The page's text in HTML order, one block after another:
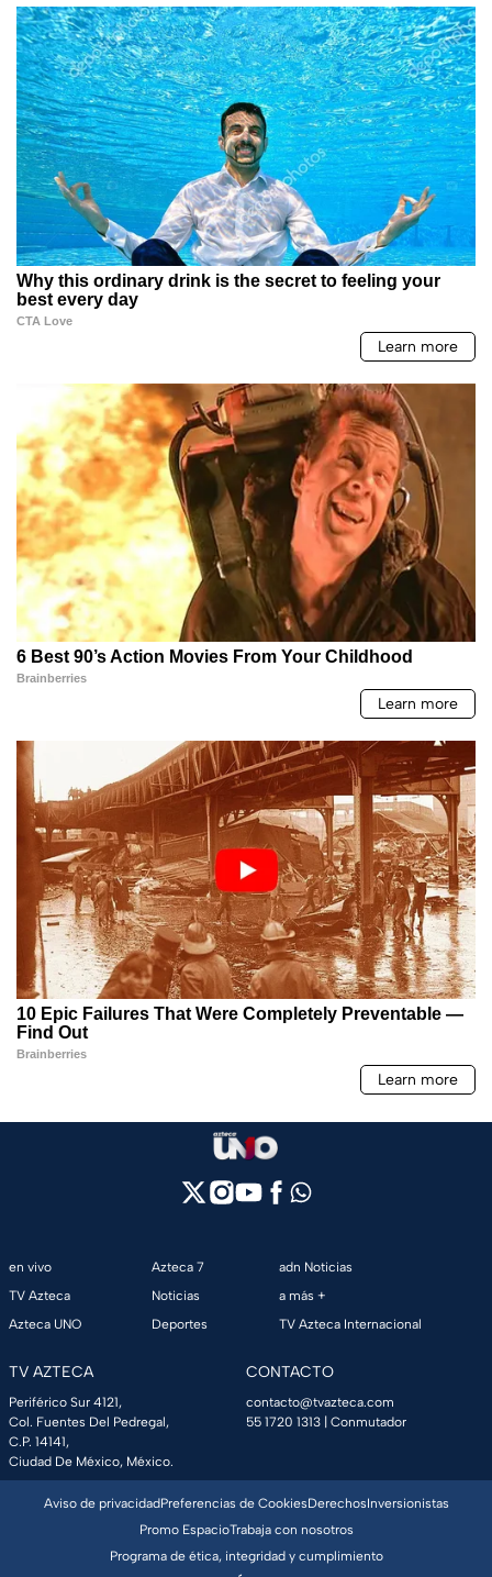
en vivo
TV Azteca
Azteca UNO
Azteca 7
Noticias
Deportes
adn Noticias
a más +
TV Azteca Internacional
TV AZTECA
Periférico Sur 4121,
Col. Fuentes Del Pedregal,
C.P. 14141,
Ciudad De México, México.
CONTACTO
contacto@tvazteca.com
55 1720 1313 | Conmutador
Aviso de privacidadPreferencias de CookiesDerechosInversionistas
Promo EspacioTrabaja con nosotros
Programa de ética, integridad y cumplimiento